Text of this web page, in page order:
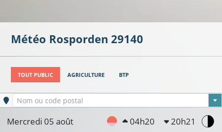
Météo Rosporden 29140
TOUT PUBLIC AGRICULTURE BTP
Ville sélectionnée
Nom ou code postal
Mercredi 05 août 04h20 20h21